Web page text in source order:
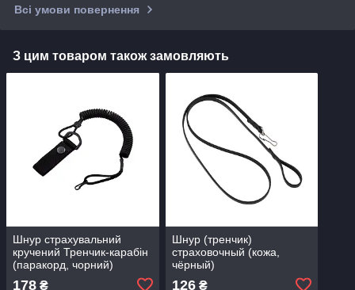
Всі умови повернення
З цим товаром також замовляють
Шнур страхувальний
кручений Тренчик-карабін
(паракорд, чорний)
178 ₴
Шнур (тренчик)
страховочный (кожа,
чёрный)
126₴